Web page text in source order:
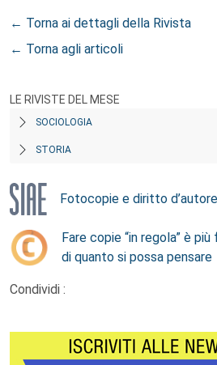
← Torna ai dettagli della Rivista
← Torna agli articoli
LE RIVISTE DEL MESE
SOCIOLOGIA
STORIA
Fotocopie e diritto
Fare copie “in regola” è
di quanto si possa pensare
Condividi :